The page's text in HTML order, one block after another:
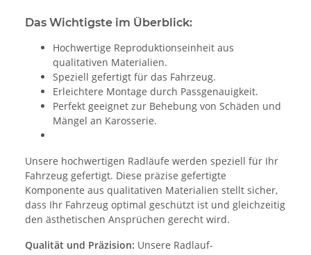
Das Wichtigste im Überblick:
Hochwertige Reproduktionseinheit aus
qualitativen Materialien.
Speziell gefertigt für das Fahrzeug.
Erleichtere Montage durch Passgenauigkeit.
Perfekt geeignet zur Behebung von Schäden und
Mängel an Karosserie.
Unsere hochwertigen Radläufe werden speziell für Ihr
Fahrzeug gefertigt. Diese präzise gefertigte
Komponente aus qualitativen Materialien stellt sicher,
dass Ihr Fahrzeug optimal geschützt ist und gleichzeitig
den ästhetischen Ansprüchen gerecht wird.
Qualität und Präzision: Unsere Radlauf-